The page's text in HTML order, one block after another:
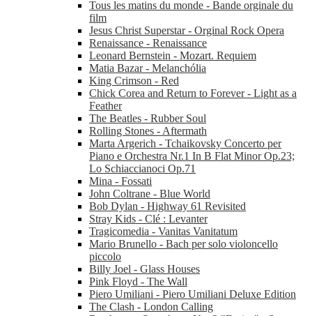
Tous les matins du monde - Bande orginale du
film
Jesus Christ Superstar - Orginal Rock Opera
Renaissance - Renaissance
Leonard Bernstein - Mozart. Requiem
Matia Bazar - Melanchólia
King Crimson - Red
Chick Corea and Return to Forever - Light as a
Feather
The Beatles - Rubber Soul
Rolling Stones - Aftermath
Marta Argerich - Tchaikovsky Concerto per
Piano e Orchestra Nr.1 In B Flat Minor Op.23;
Lo Schiaccianoci Op.71
Mina - Fossati
John Coltrane - Blue World
Bob Dylan - Highway 61 Revisited
Stray Kids - Clé : Levanter
Tragicomedia - Vanitas Vanitatum
Mario Brunello - Bach per solo violoncello
piccolo
Billy Joel - Glass Houses
Pink Floyd - The Wall
Piero Umiliani - Piero Umiliani Deluxe Edition
The Clash - London Calling